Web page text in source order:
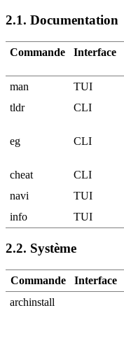
2.1. Documentation
Commande Interface
man
TUI
tldr
CLI
eg CLI
cheat CLI
navi
TUI
info
TUI
2.2. Système
Commande Interface
archinstall